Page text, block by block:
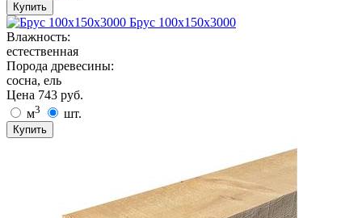
Купить
Брус 100х150х3000
Влажность:
естественная
Порода древесины:
сосна, ель
Цена 743 руб.
м3 шт.
Купить